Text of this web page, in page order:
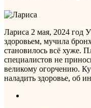
Лариса 2 мая, 2024 год У
здоровьем, мучила
становилось всё хуже.
специалистов не
великому огорчению.
наладить здоровье, об